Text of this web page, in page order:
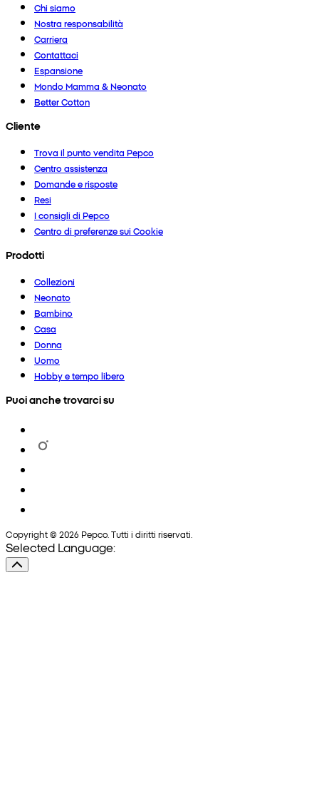
Chi siamo
Nostra responsabilità
Carriera
Contattaci
Espansione
Mondo Mamma & Neonato
Better Cotton
Cliente
Trova il punto vendita Pepco
Centro assistenza
Domande e risposte
Resi
I consigli di Pepco
Centro di preferenze sui Cookie
Prodotti
Collezioni
Neonato
Bambino
Casa
Donna
Uomo
Hobby e tempo libero
Puoi anche trovarci su
Copyright © 2026 Pepco. Tutti i diritti riservati.
Selected Language: